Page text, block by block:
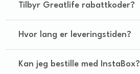
Tilbyr Greatlife rabattkoder?
Hvor lang er leveringstiden?
Kan jeg bestille med InstaBox?